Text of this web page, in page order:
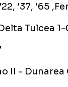
'37, '65
Tulcea 1-
II - Dunarea